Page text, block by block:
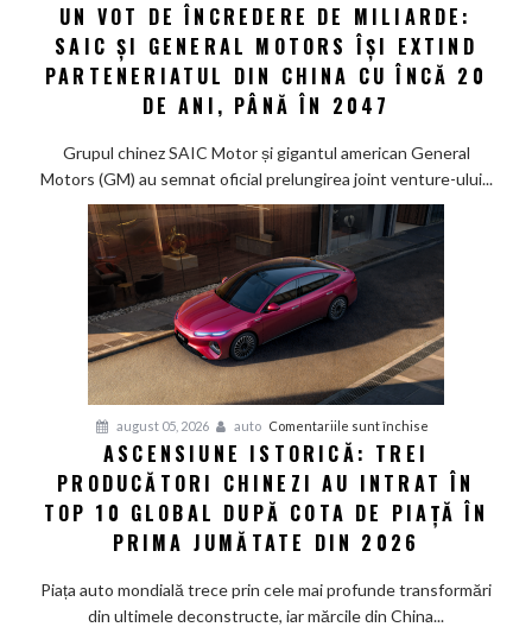
rezervor
Un
vot
de
miliarde:
General
Motors
parteneriatul
din
China
cu
ani,
2047
UN VOT DE ÎNCREDERE DE MILIARDE:
SAIC ȘI GENERAL MOTORS ÎȘI EXTIND
PARTENERIATUL DIN CHINA CU ÎNCĂ 20
DE ANI, PÂNĂ ÎN 2047
Grupul chinez SAIC Motor și gigantul american General
Motors (GM) au semnat oficial prelungirea joint venture-ului...
august 05, 2026 auto Comentariile sunt închise
istorică:
Trei
producători
au
ASCENSIUNE ISTORICĂ: TREI
PRODUCĂTORI CHINEZI AU INTRAT ÎN
TOP 10 GLOBAL DUPĂ COTA DE PIAȚĂ ÎN
PRIMA JUMĂTATE DIN 2026
Piața auto mondială trece prin cele mai profunde transformări
din ultimele deconstructe, iar mărcile din China...